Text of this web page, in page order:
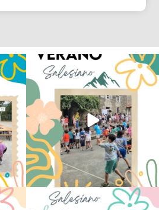
y 2º
La diversión y la alegría también se han
sentido...
93 0
❤️
viviendo la alegría en el campamento